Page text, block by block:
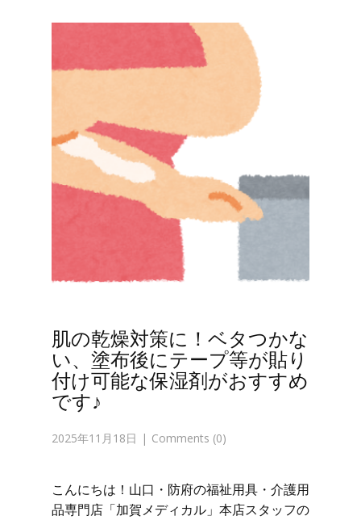
肌の乾燥対策に！ベタつかな
い、塗布後にテープ等が貼り
付け可能な保湿剤がおすすめ
です♪
2025年11月18日 Comments (0)
こんにちは！山口・防府の福祉用具・介護用
品専門店「加賀メディカル」本店スタッフの